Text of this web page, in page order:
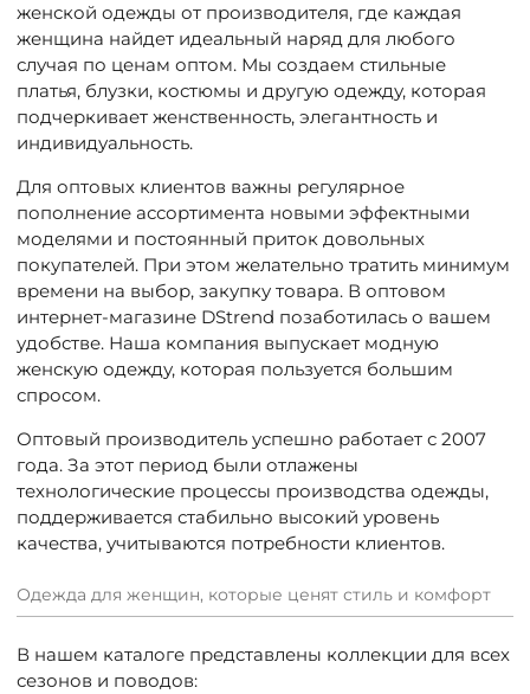
женской одежды от производителя, где каждая
женщина найдет идеальный наряд для любого
случая по ценам оптом. Мы создаем стильные
платья, блузки, костюмы и другую одежду, которая
подчеркивает женственность, элегантность и
индивидуальность.
Для оптовых клиентов важны регулярное
пополнение ассортимента новыми эффектными
моделями и постоянный приток довольных
покупателей. При этом желательно тратить минимум
времени на выбор, закупку товара. В оптовом
интернет-магазине DStrend позаботилась о вашем
удобстве. Наша компания выпускает модную
женскую одежду, которая пользуется большим
спросом.
Оптовый производитель успешно работает с 2007
года. За этот период были отлажены
технологические процессы производства одежды,
поддерживается стабильно высокий уровень
качества, учитываются потребности клиентов.
Одежда для женщин, которые ценят стиль и комфорт
В нашем каталоге представлены коллекции для всех
сезонов и поводов: